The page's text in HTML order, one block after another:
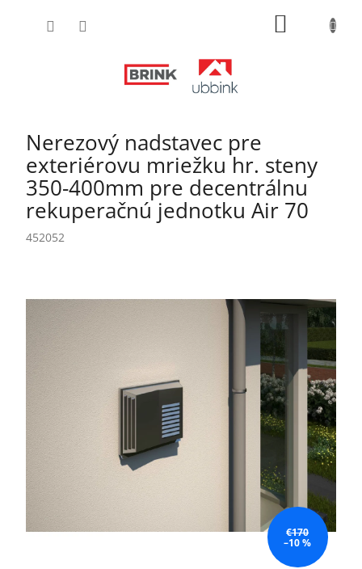
Nerezový nadstavec pre
exteriérovu mriežku hr. steny
350-400mm pre decentrálnu
rekuperačnú jednotku Air 70
452052
€170
–10 %